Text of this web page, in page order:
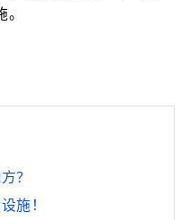
？
施！